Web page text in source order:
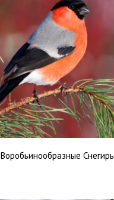
Воробьинообразные Снегирь